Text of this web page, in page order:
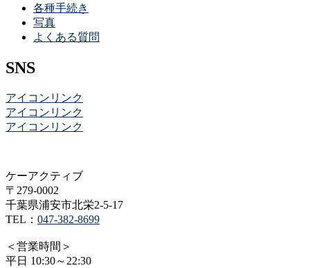
各種手続き
写真
よくある質問
SNS
アイコンリンク
アイコンリンク
アイコンリンク
ケーアクティブ
〒279-0002
千葉県浦安市北栄2-5-17
TEL： 047-382-8699
＜営業時間＞
平日 10:30～22:30